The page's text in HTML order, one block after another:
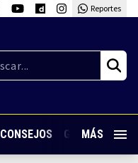
Reportes
CONSEJOS GUARDIA
MÁS